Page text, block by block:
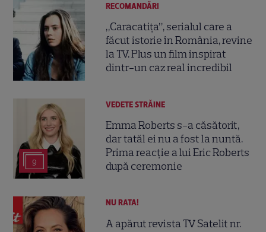
RECOMANDĂRI
„Caracatița”, serialul care a
făcut istorie în România, revine
la TV. Plus un film inspirat
dintr-un caz real incredibil
9
VEDETE STRĂINE
Emma Roberts s-a căsătorit,
dar tatăl ei nu a fost la nuntă.
Prima reacție a lui Eric Roberts
după ceremonie
NU RATA!
A apărut revista TV Satelit nr.